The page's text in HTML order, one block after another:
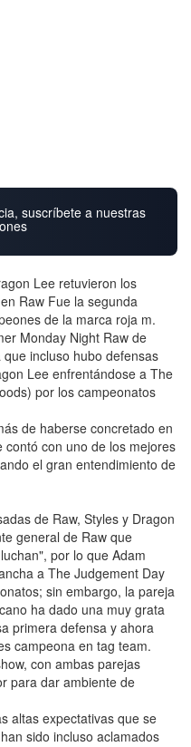
suscríbete a nuestras
Lee retuvieron los
Raw Fue la segunda
de la marca roja m.
Monday Night Raw de
incluso hubo defensas
Lee enfrentándose a The
por los campeonatos
de haberse concretado en
con uno de los mejores
el gran entendimiento de
de Raw, Styles y Dragon
general de Raw que
por lo que Adam
a The Judgement Day
sin embargo, la pareja
ha dado una muy grata
primera defensa y ahora
campeona en tag team.
con ambas parejas
para dar ambiente de
altas expectativas que se
sido incluso aclamados